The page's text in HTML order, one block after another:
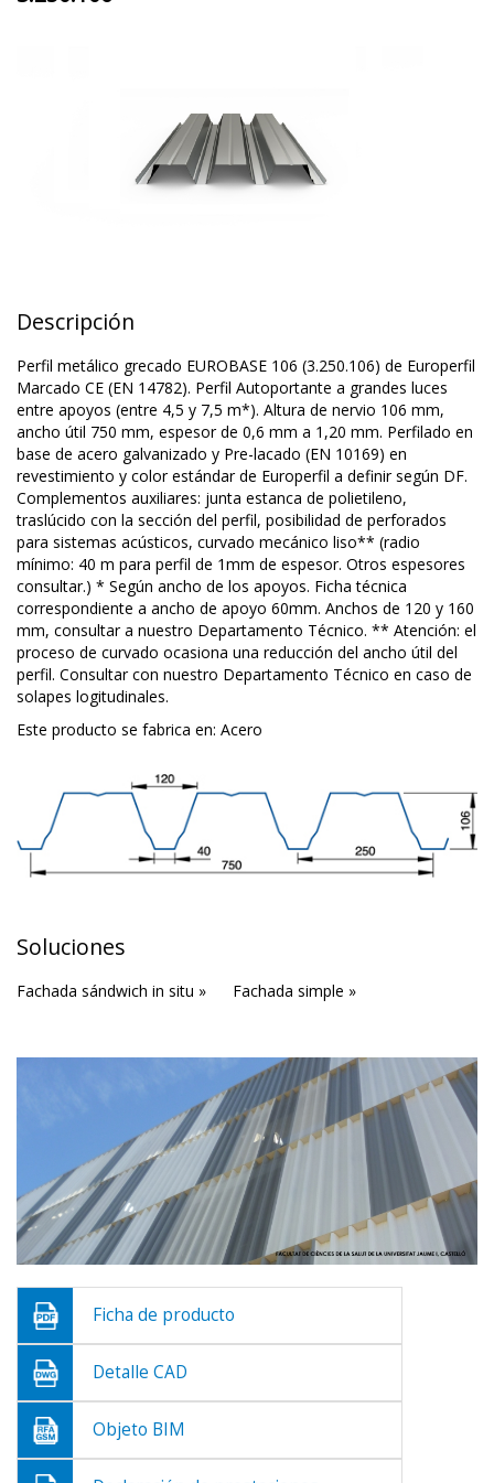
Descripción
Perfil metálico grecado EUROBASE 106 (3.250.106) de Europerfil
Marcado CE (EN 14782). Perfil Autoportante a grandes luces
entre apoyos (entre 4,5 y 7,5 m*). Altura de nervio 106 mm,
ancho útil 750 mm, espesor de 0,6 mm a 1,20 mm. Perfilado en
base de acero galvanizado y Pre-lacado (EN 10169) en
revestimiento y color estándar de Europerfil a definir según DF.
Complementos auxiliares: junta estanca de polietileno,
traslúcido con la sección del perfil, posibilidad de perforados
para sistemas acústicos, curvado mecánico liso** (radio
mínimo: 40 m para perfil de 1mm de espesor. Otros espesores
consultar.) * Según ancho de los apoyos. Ficha técnica
correspondiente a ancho de apoyo 60mm. Anchos de 120 y 160
mm, consultar a nuestro Departamento Técnico. ** Atención: el
proceso de curvado ocasiona una reducción del ancho útil del
perfil. Consultar con nuestro Departamento Técnico en caso de
solapes logitudinales.
Este producto se fabrica en: Acero
Soluciones
Fachada sándwich in situ » Fachada simple »
Ficha de producto
Detalle CAD
Objeto BIM